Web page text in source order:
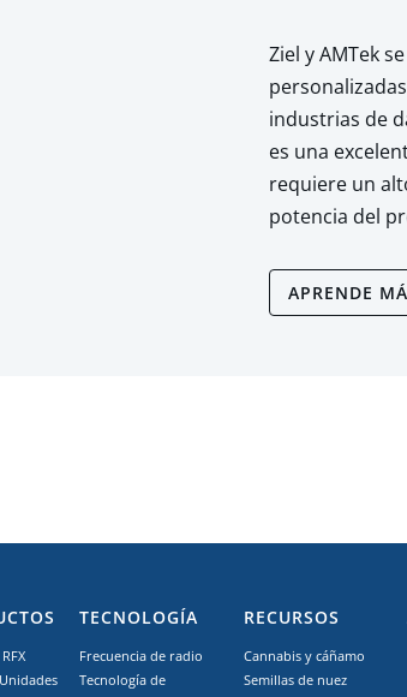
Ziel y AMTek
industrias de
es una
requiere un
potencia del
APRENDE
TECNOLOGÍA
Frecuencia de radio
Tecnología de
RECURSOS
Cannabis y cáñamo
Semillas de nuez